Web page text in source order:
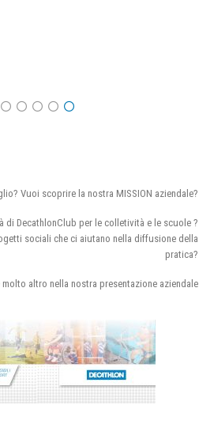
Vuoi scoprire la nostra MISSION aziendale?
DecathlonClub per le colletività e le scuole ?
sociali che ci aiutano nella diffusione della
pratica?
molto altro nella nostra presentazione aziendale